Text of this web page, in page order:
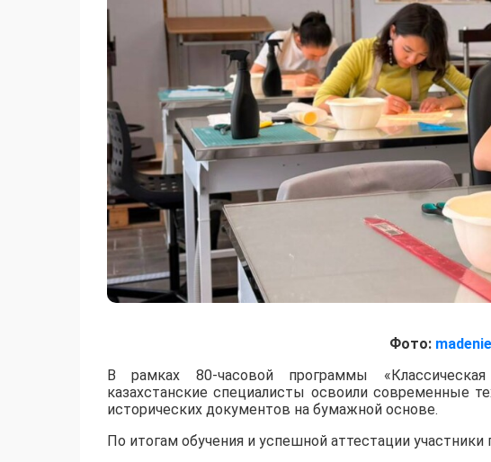
Фото:
​В рамках 80-часовой программы
казахстанские специалисты освоили современные
исторических документов на бумажной основе.
По итогам обучения и успешной аттестации